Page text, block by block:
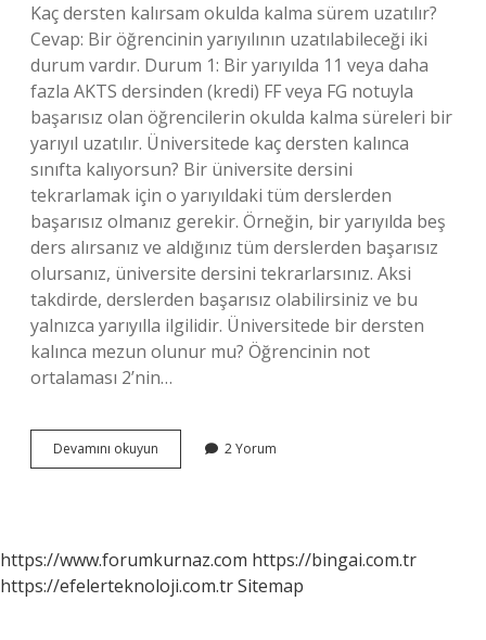
Kaç dersten kalırsam okulda kalma sürem uzatılır?
Cevap: Bir öğrencinin yarıyılının uzatılabileceği iki
durum vardır. Durum 1: Bir yarıyılda 11 veya daha
fazla AKTS dersinden (kredi) FF veya FG notuyla
başarısız olan öğrencilerin okulda kalma süreleri bir
yarıyıl uzatılır. Üniversitede kaç dersten kalınca
sınıfta kalıyorsun? Bir üniversite dersini
tekrarlamak için o yarıyıldaki tüm derslerden
başarısız olmanız gerekir. Örneğin, bir yarıyılda beş
ders alırsanız ve aldığınız tüm derslerden başarısız
olursanız, üniversite dersini tekrarlarsınız. Aksi
takdirde, derslerden başarısız olabilirsiniz ve bu
yalnızca yarıyılla ilgilidir. Üniversitede bir dersten
kalınca mezun olunur mu? Öğrencinin not
ortalaması 2’nin…
Devamını okuyun Üniversitede
Bir
2 Yorum
https://www.forumkurnaz.com https://bingai.com.tr
https://efelerteknoloji.com.trSitemap